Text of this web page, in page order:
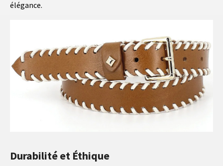
élégance.
Durabilité et Éthique